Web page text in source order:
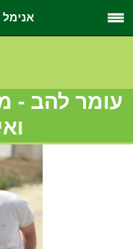
עומר להב -